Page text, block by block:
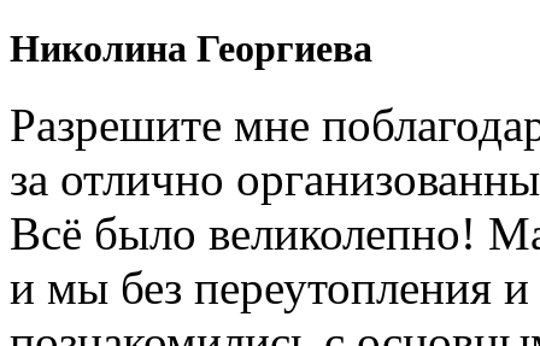
Николина Георгиева
Разрешите мне
за отлично
Всë было великолепно!
и мы без переутопления